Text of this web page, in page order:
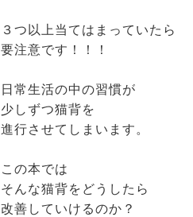
３つ以上当てはまっていたら
要注意です！！！
日常生活の中の習慣が
少しずつ猫背を
進行させてしまいます。
この本では
そんな猫背をどうしたら
改善していけるのか？